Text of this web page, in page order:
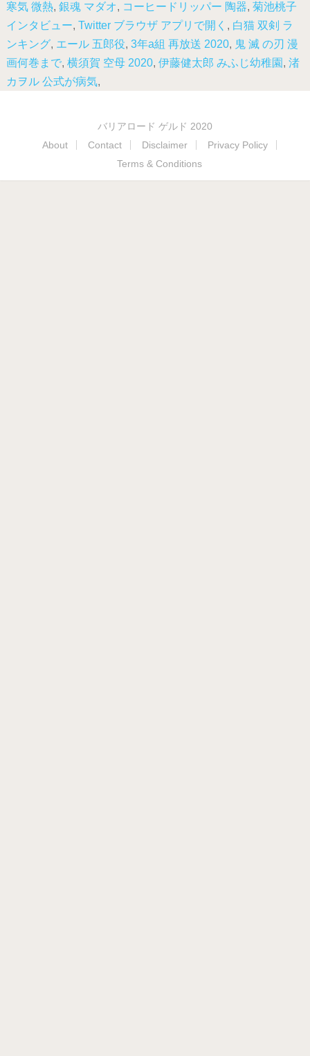
寒気 微熱, 銀魂 マダオ, コーヒードリッパー 陶器, 菊池桃子
インタビュー, Twitter ブラウザ アプリで開く , 白猫 双剣 ラ
ンキング, エール 五郎役, 3年a組 再放送 2020, 鬼 滅 の刃 漫
画何巻まで, 横須賀 空母 2020, 伊藤健太郎 みふじ幼稚園 , 渚
カヲル 公式が病気,
バリアロード ゲルド 2020
About
Contact Disclaimer
Privacy Policy
Terms & Conditions